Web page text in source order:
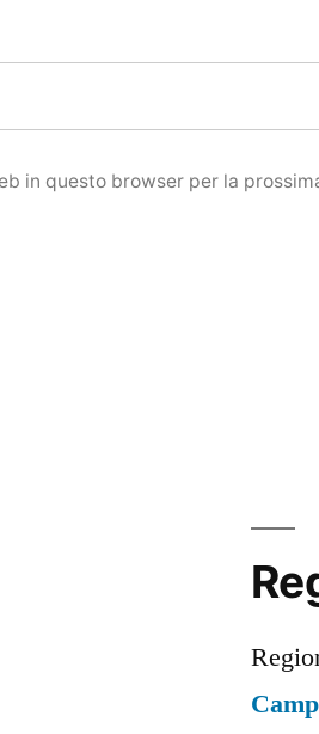
in questo browser per la